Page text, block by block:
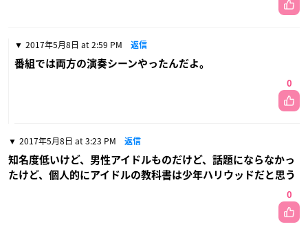
2017年5月8日 at 2:59 PM 返信
番組では両方の演奏シーンやったんだよ。
0
2017年5月8日 at 3:23 PM 返信
知名度低いけど、男性アイドルものだけど、話題にならなかっ
たけど、個人的にアイドルの教科書は少年ハリウッドだと思う
0